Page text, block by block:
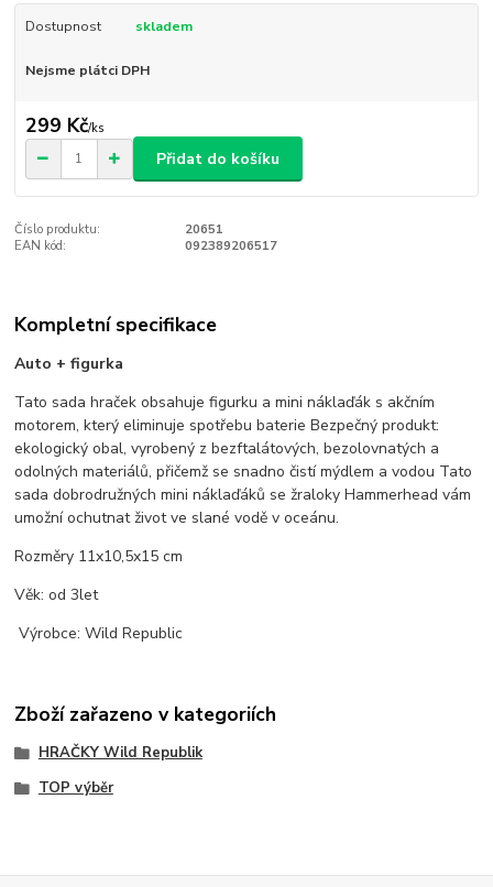
Dostupnost skladem
Nejsme plátci DPH
299 Kč/ks
Přidat do košíku
Číslo produktu:
20651
EAN kód:
092389206517
Kompletní specifikace
Auto + figurka
Tato sada hraček obsahuje figurku a mini náklaďák s akčním
motorem, který eliminuje spotřebu baterie Bezpečný produkt:
ekologický obal, vyrobený z bezftalátových, bezolovnatých a
odolných materiálů, přičemž se snadno čistí mýdlem a vodou Tato
sada dobrodružných mini náklaďáků se žraloky Hammerhead vám
umožní ochutnat život ve slané vodě v oceánu.
Rozměry 11x10,5x15 cm
Věk: od 3let
Výrobce: Wild Republic
Zboží zařazeno v kategoriích
HRAČKY Wild Republik
TOP výběr